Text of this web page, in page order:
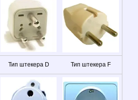
Тип штекера D Тип штекера F